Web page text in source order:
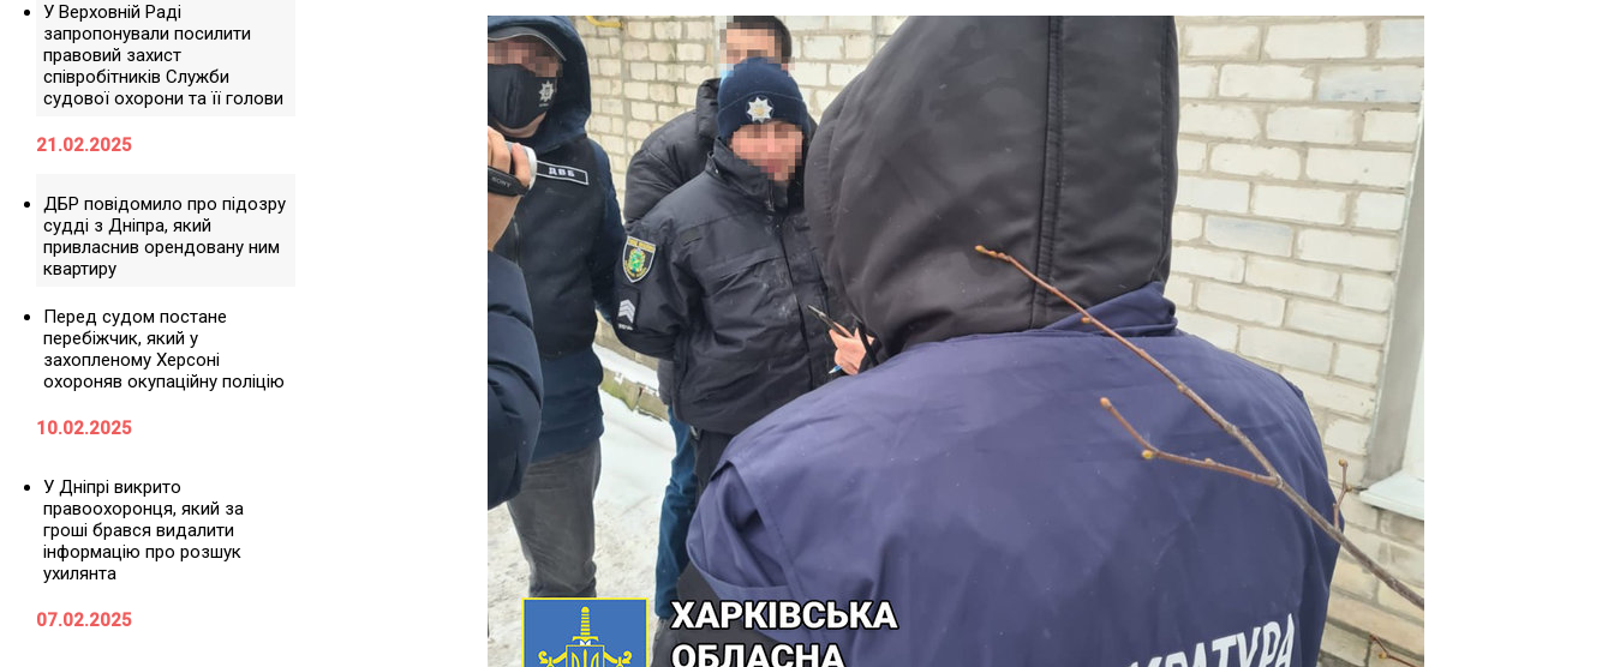
У Верховній Раді
запропонували посилити
правовий захист
співробітників Служби
судової охорони та її голови
21.02.2025
ДБР повідомило про підозру
судді з Дніпра, який
привласнив орендовану ним
квартиру
Перед судом постане
перебіжчик, який у
захопленому Херсоні
охороняв окупаційну поліцію
10.02.2025
У Дніпрі викрито
правоохоронця, який за
гроші брався видалити
інформацію про розшук
ухилянта
07.02.2025